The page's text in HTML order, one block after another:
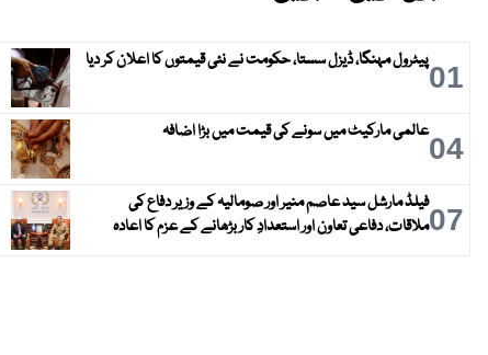
01پیٹرول مہنگا، ڈیزل سستا، حکومت نے نئی قیمتوں کا اعلان کر دیا
04عالمی مارکیٹ میں سونے کی قیمت میں بڑا اضافہ
07فیلڈ مارشل سید عاصم منیر اور صومالیہ کے وزیر دفاع کی
ملاقات، دفاعی تعاون اور استعدادِ کار بڑھانے کے عزم کا اعادہ